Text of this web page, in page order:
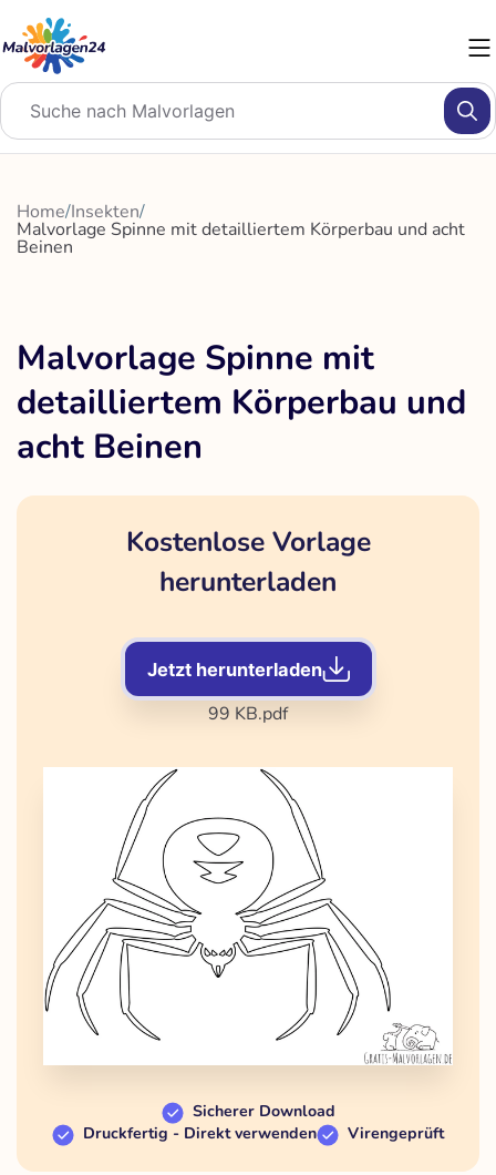
Inhalt
springen
Home/Insekten/
Malvorlage Spinne mit detailliertem Körperbau und acht
Beinen
Malvorlage Spinne mit
detailliertem Körperbau und
acht Beinen
Kostenlose Vorlage
herunterladen
Jetzt herunterladen
99 KB.pdf
Sicherer Download
Druckfertig - Direkt verwenden
Virengeprüft